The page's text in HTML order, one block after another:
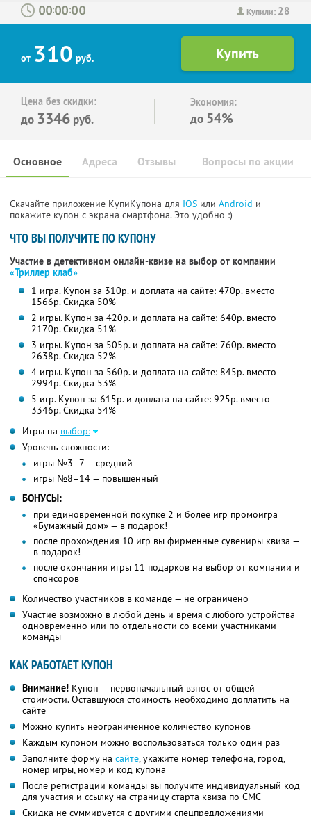
Купили: 28
: :
от 310 руб.
Цена без скидки:
до 3346 руб.
Экономия:
до 54%
Основное Отзывы Вопросы по акции
Адреса
Скачайте приложение КупиКупона для IOS или Android и
покажите купон с экрана смартфона. Это удобно :)
ЧТО ВЫ ПОЛУЧИТЕ ПО КУПОНУ
Участие в детективном онлайн-квизе на выбор от компании
«Триллер клаб»
1 игра. Купон за 310р. и доплата на сайте: 470р. вместо
1566р. Скидка 50%
2 игры. Купон за 420р. и доплата на сайте: 640р. вместо
2170р. Скидка 51%
3 игры. Купон за 505р. и доплата на сайте: 760р. вместо
2638р. Скидка 52%
4 игры. Купон за 560р. и доплата на сайте: 845р. вместо
2994р. Скидка 53%
5 игр. Купон за 615р. и доплата на сайте: 925р. вместо
3346р. Скидка 54%
Игры на выбор:
Уровень сложности:
игры №3–7 — средний
игры №8–14 — повышенный
БОНУСЫ:
при единовременной покупке 2 и более игр промоигра
«Бумажный дом» — в подарок!
после прохождения 10 игр вы фирменные сувениры квиза —
в подарок!
после окончания игры 11 подарков на выбор от компании и
спонсоров
Количество участников в команде — не ограничено
Участие возможно в любой день и время с любого устройства
одновременно или по отдельности со всеми участниками
команды
КАК РАБОТАЕТ КУПОН
Внимание! Купон — первоначальный взнос от общей
стоимости. Оставшуюся стоимость необходимо доплатить на
сайте
Можно купить неограниченное количество купонов
Каждым купоном можно воспользоваться только один раз
Заполните форму на сайте, укажите номер телефона, город,
номер игры, номер и код купона
После регистрации команды вы получите индивидуальный код
для участия и ссылку на страницу старта квиза по СМС
Скидка не суммируется с другими спецпредложениями